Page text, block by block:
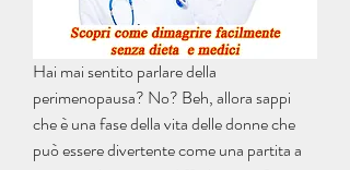
Hai mai sentito parlare della
perimenopausa? No? Beh, allora sappi
che è una fase della vita delle donne che
può essere divertente come una partita a